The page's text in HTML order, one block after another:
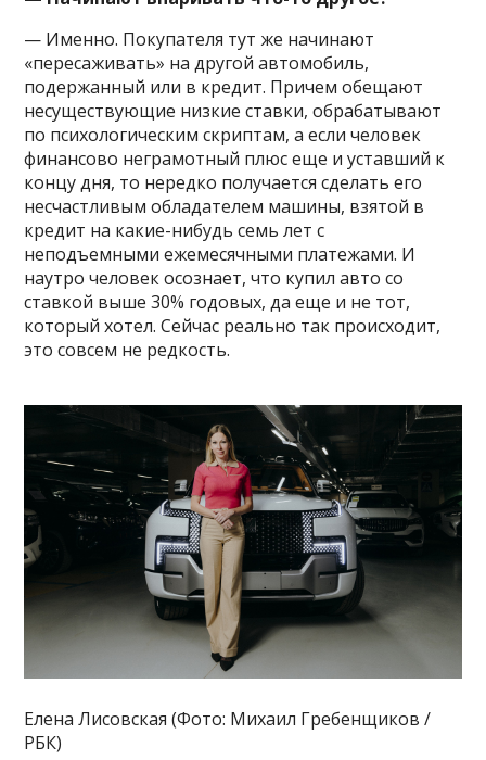
— Именно. Покупателя тут же начинают
«пересаживать» на другой автомобиль,
подержанный или в кредит. Причем обещают
несуществующие низкие ставки, обрабатывают
по психологическим скриптам, а если человек
финансово неграмотный плюс еще и уставший к
концу дня, то нередко получается сделать его
несчастливым обладателем машины, взятой в
кредит на какие-нибудь семь лет с
неподъемными ежемесячными платежами. И
наутро человек осознает, что купил авто со
ставкой выше 30% годовых, да еще и не тот,
который хотел. Сейчас реально так происходит,
это совсем не редкость.
Елена Лисовская (Фото: Михаил Гребенщиков /
РБК)